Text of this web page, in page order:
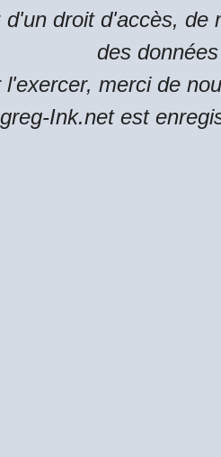
d'un droit d'accès, de
des
l'exercer, merci de
Ink.net est